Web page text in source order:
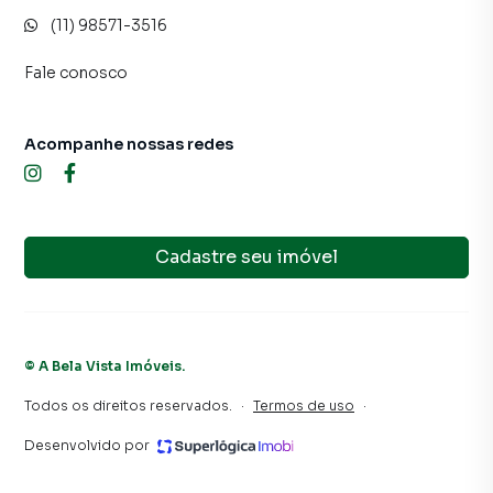
(11) 98571-3516
Fale conosco
Cadastre seu imóvel
Acompanhe nossas redes
© A Bela Vista Imóveis.
Todos os direitos reservados. · Termos de uso ·
Desenvolvido por